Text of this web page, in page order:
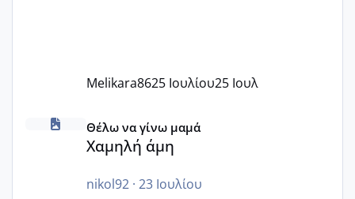
Melikara8625 Ιουλίου25 Ιουλ
Χαμηλή άμη
Θέλω να γίνω μαμά
Χαμηλή άμη
nikol92· 23 Ιουλίου